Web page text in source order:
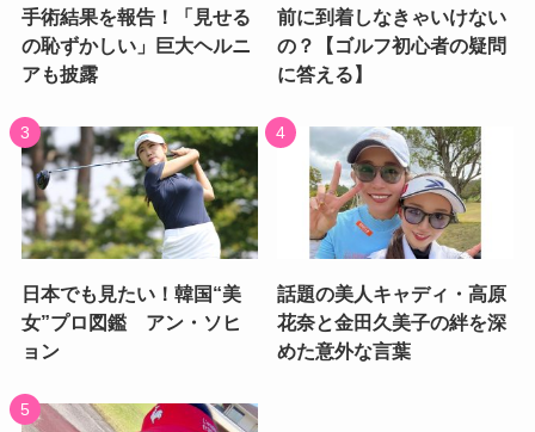
手術結果を報告！「見せる
の恥ずかしい」巨大ヘルニ
アも披露
前に到着しなきゃいけない
の？【ゴルフ初心者の疑問
に答える】
日本でも見たい！韓国“美
女”プロ図鑑 アン・ソヒ
ョン
話題の美人キャディ・高原
花奈と金田久美子の絆を深
めた意外な言葉